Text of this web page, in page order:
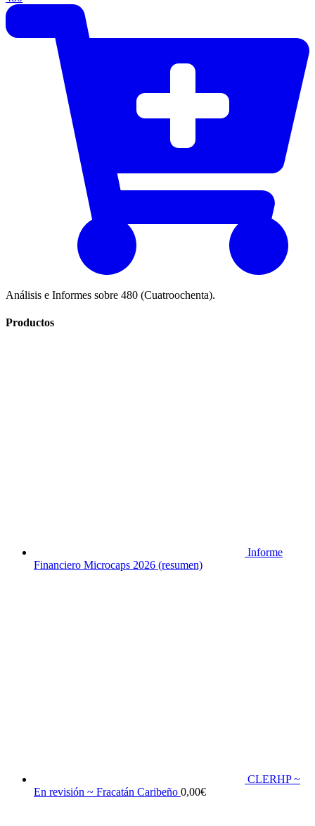
Análisis e Informes sobre 480 (Cuatroochenta).
Productos
Informe
Financiero Microcaps 2026 (resumen)
CLERHP ~
En revisión ~ Fracatán Caribeño 0,00€